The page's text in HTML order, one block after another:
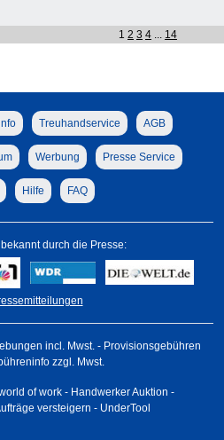
1 2 3 4 14
Treuhandservice AGB
Werbung Presse Service
Hilfe FAQ
durch die Presse:
incl. Mwst. - Provisionsgebühren
zzgl. Mwst.
of work - Handwerker Auktion -
versteigern - UnderTool